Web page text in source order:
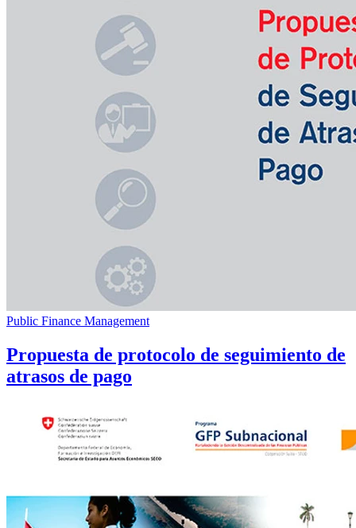
Public Finance Management
Propuesta de protocolo de seguimiento de
atrasos de pago